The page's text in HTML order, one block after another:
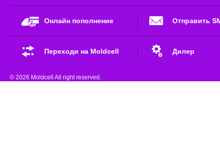
Онлайн пополнение Отправить
Переходи на Moldcell Дилер
© 2026 Moldcell All right reserved.